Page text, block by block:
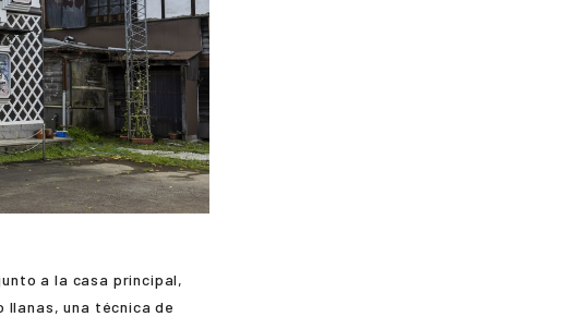
a la casa principal,
llanas, una técnica de